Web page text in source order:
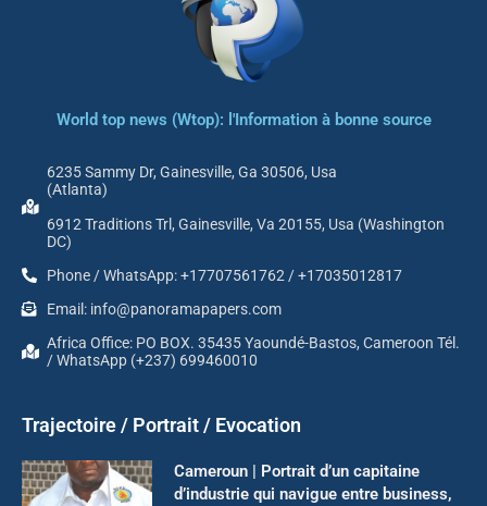
World top news (Wtop): l'Information à bonne source
6235 Sammy Dr, Gainesville, Ga 30506, Usa
(Atlanta)
6912 Traditions Trl, Gainesville, Va 20155, Usa (Washington
DC)
Phone / WhatsApp: +17707561762 / +17035012817
Email: info@panoramapapers.com
Africa Office: PO BOX. 35435 Yaoundé-Bastos, Cameroon Tél.
/ WhatsApp (+237) 699460010
Trajectoire / Portrait / Evocation
Cameroun | Portrait d’un capitaine
d’industrie qui navigue entre business,